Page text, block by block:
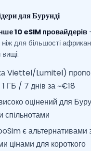
для Бурунді
10 eSIM провайдерів
ніж для більшості
вищі.
Viettel/Lumitel)
ГБ / 7 днів за ~€18
оцінений для
спільнотами
є альтернативами
цінами для короткого